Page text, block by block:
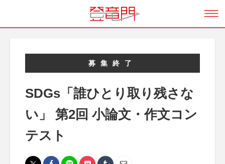
募集終了
SDGs「誰ひとり取り残さな
い」 第2回 小論文・作文コン
テスト